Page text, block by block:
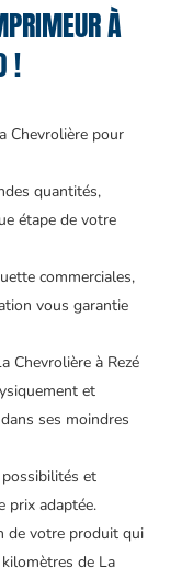
À
!
Chevrolière pour
quantités,
étape de votre
commerciales,
vous garantie
Chevrolière à Rezé
et
ses moindres
et
prix adaptée.
de votre produit qui
de La